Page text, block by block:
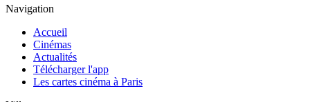
Navigation
Accueil
Cinémas
Actualités
Télécharger l'app
Les cartes cinéma à Paris